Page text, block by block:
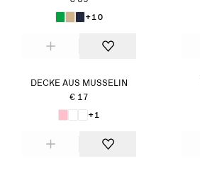
+10
DECKE AUS MUSSELIN
€ 17
+1